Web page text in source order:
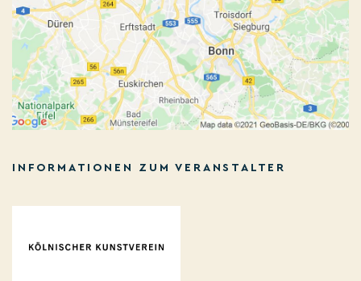
INFORMATIONEN ZUM VERANSTALTER